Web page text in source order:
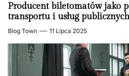
Producent biletomatów jako
transportu i usług publicznych
Blog Town 11 Lipca 2025